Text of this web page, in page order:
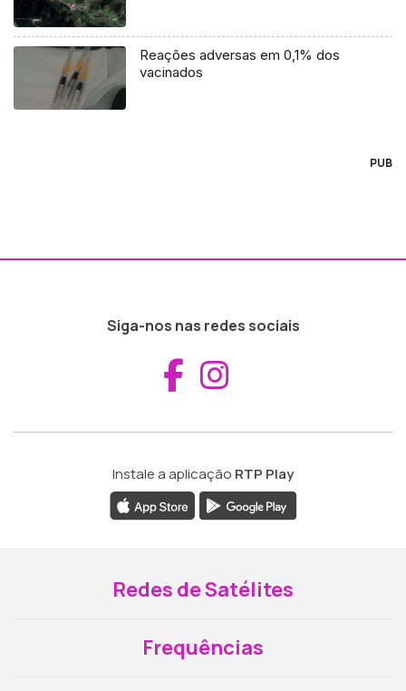
Reações adversas em 0,1% dos
vacinados
PUB
Siga-nos nas redes sociais
Aceder ao
Instale a aplicação RTP Play
Redes de Satélites
Frequências